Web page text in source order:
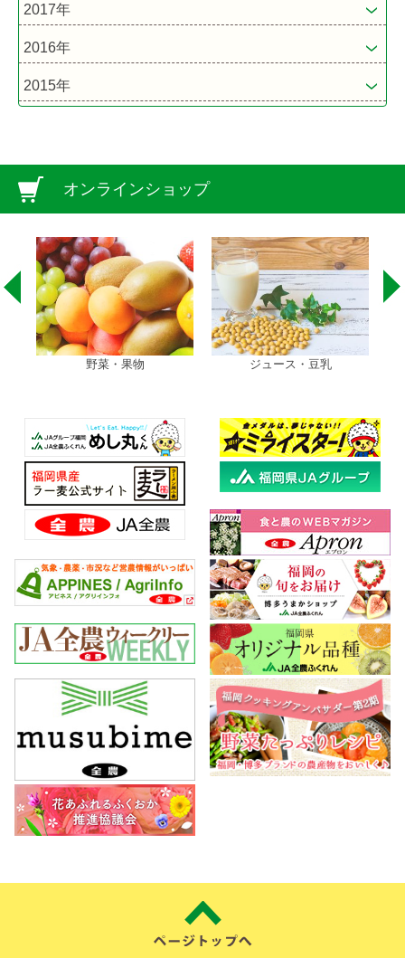
2017年
2016年
2015年
オンラインショップ
野菜・果物 ジュース・豆乳